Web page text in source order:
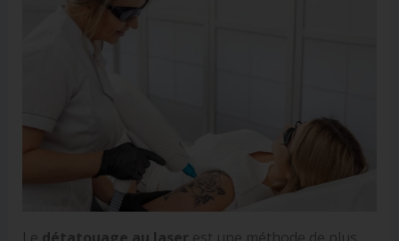
Le détatouage au laser est une méthode de plus